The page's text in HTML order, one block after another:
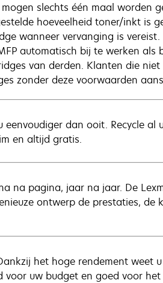
slechts één maal worden
hoeveelheid toner/inkt is
wanneer vervanging is
automatisch bij te werken als
van derden. Klanten die
zonder deze voorwaarden
dan ooit. Recycle al
en altijd gratis.
na pagina, jaar na jaar. De
ontwerp de prestaties, de
het hoge rendement weet
uw budget en goed voor het